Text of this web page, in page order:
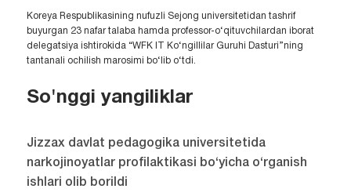
Koreya Respublikasining nufuzli Sejong universitetidan tashrif
buyurgan 23 nafar talaba hamda professor-o‘qituvchilardan iborat
delegatsiya ishtirokida “WFK IT Ko‘ngillilar Guruhi Dasturi”ning
tantanali ochilish marosimi bo‘lib o‘tdi.
So'nggi yangiliklar
Jizzax davlat pedagogika universitetida
narkojinoyatlar profilaktikasi bo‘yicha o‘rganish
ishlari olib borildi